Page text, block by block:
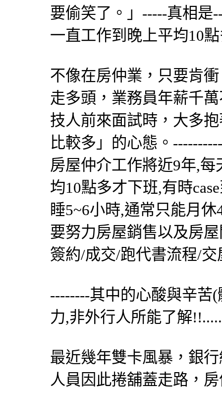
要偷笑了。」-----真相是
一直工作到晚上平均10
不像在房仲業，只要肯
走多頭，業務員年薪千
技人前來面試時，大多
比較多」的心態。
房屋仲介工作將近9年,
均10點多才下班,有時
睡5~6小時,通常只能月
要努力房屋銷售以及房
簽約/成交/跑代書流程/交
--------其中的心酸與辛苦
力,非外行人所能了解
最近幾年雙卡風暴，銀
人員因此捲舖蓋走路，